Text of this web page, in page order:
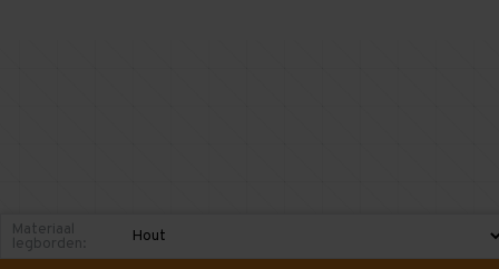
Materiaal
legborden: